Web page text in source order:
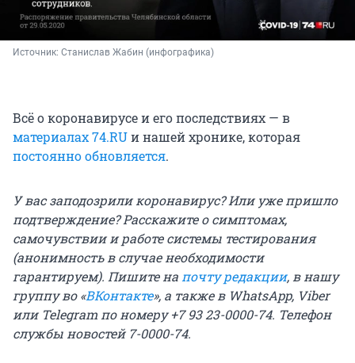
Источник: Станислав Жабин (инфографика)
Всё о коронавирусе и его последствиях — в
материалах 74.RUи нашей хронике, которая
постоянно обновляется.
У вас заподозрили коронавирус? Или уже пришло
подтверждение? Расскажите о симптомах,
самочувствии и работе системы тестирования
(анонимность в случае необходимости
гарантируем). Пишите напочту редакции, в нашу
группу во «ВКонтакте», а также в WhatsApp, Viber
или Telegram по номеру +7 93 23-0000-74. Телефон
службы новостей 7-0000-74.